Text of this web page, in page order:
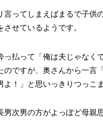
言ってしまえばまるで子供
させているようです。
っ払って「俺は夫じゃなく
のですが、奥さんから一言
よ！」と思いっきりつっこ
男次男の方がよっぽど母親